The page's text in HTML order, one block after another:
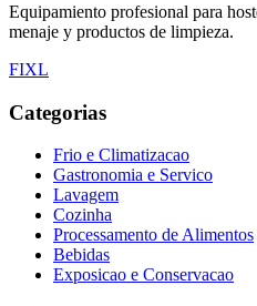
Equipamiento profesional para
menaje y productos de limpieza.
FIXL
Categorias
Frio e Climatizacao
Gastronomia e Servico
Lavagem
Cozinha
Processamento de Alimentos
Bebidas
Exposicao e Conservacao